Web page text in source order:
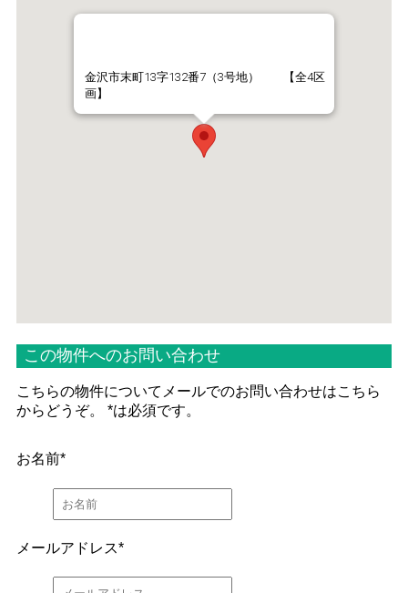
金沢市末町13字132番7（3号地） 【全4区
画】
この物件へのお問い合わせ
こちらの物件についてメールでのお問い合わせはこちら
からどうぞ。 *は必須です。
お名前*
メールアドレス*